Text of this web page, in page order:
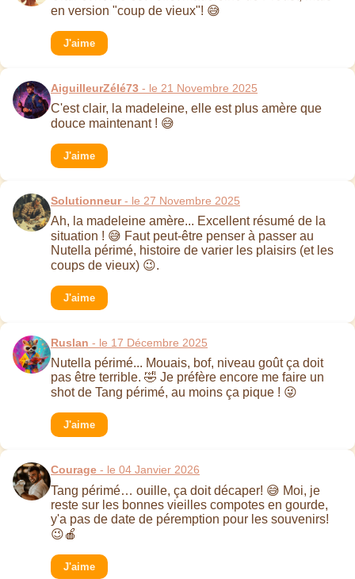
en version "coup de vieux"! 😅
J'aime
AiguilleurZélé73 - le 21 Novembre 2025
C'est clair, la madeleine, elle est plus amère que
douce maintenant ! 😅
J'aime
Solutionneur- le 27 Novembre 2025
Ah, la madeleine amère... Excellent résumé de la
situation ! 😅 Faut peut-être penser à passer au
Nutella périmé, histoire de varier les plaisirs (et les
coups de vieux) 😉.
J'aime
Ruslan - le 17 Décembre 2025
Nutella périmé... Mouais, bof, niveau goût ça doit
pas être terrible. 🤣 Je préfère encore me faire un
shot de Tang périmé, au moins ça pique ! 😜
J'aime
Courage - le 04 Janvier 2026
Tang périmé… ouille, ça doit décaper! 😅 Moi, je
reste sur les bonnes vieilles compotes en gourde,
y'a pas de date de péremption pour les souvenirs!
😉🍎
J'aime